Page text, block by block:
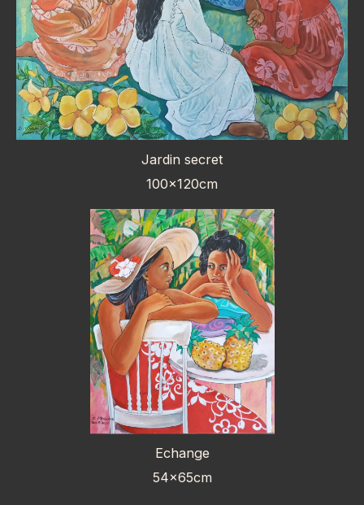
Jardin secret
100x120cm
Echange
54x65cm